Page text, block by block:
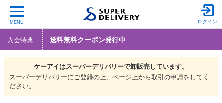
MENU ログイン
入会特典 送料無料クーポン発行中
ケーアイはスーパーデリバリーで卸販売しています。
スーパーデリバリーにご登録の上、ページ上から取引の申請をしてく
ださい。